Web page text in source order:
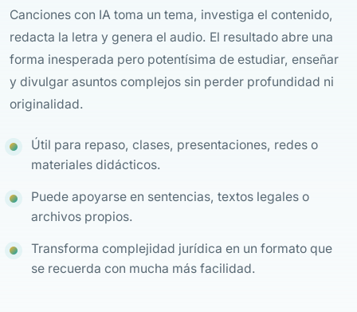
Canciones con IA toma un tema, investiga el contenido,
redacta la letra y genera el audio. El resultado abre una
forma inesperada pero potentísima de estudiar, enseñar
y divulgar asuntos complejos sin perder profundidad ni
originalidad.
Útil para repaso, clases, presentaciones, redes o
materiales didácticos.
Puede apoyarse en sentencias, textos legales o
archivos propios.
Transforma complejidad jurídica en un formato que
se recuerda con mucha más facilidad.